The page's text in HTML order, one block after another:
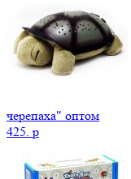
черепаха" оптом
425. p